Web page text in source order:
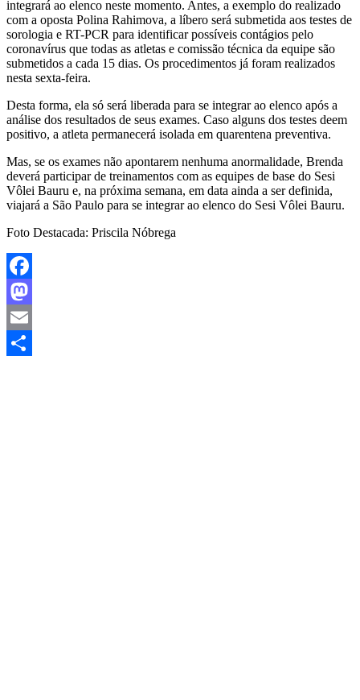
integrará ao elenco neste momento. Antes, a exemplo do realizado
com a oposta Polina Rahimova, a líbero será submetida aos testes de
sorologia e RT-PCR para identificar possíveis contágios pelo
coronavírus que todas as atletas e comissão técnica da equipe são
submetidos a cada 15 dias. Os procedimentos já foram realizados
nesta sexta-feira.
Desta forma, ela só será liberada para se integrar ao elenco após a
análise dos resultados de seus exames. Caso alguns dos testes deem
positivo, a atleta permanecerá isolada em quarentena preventiva.
Mas, se os exames não apontarem nenhuma anormalidade, Brenda
deverá participar de treinamentos com as equipes de base do Sesi
Vôlei Bauru e, na próxima semana, em data ainda a ser definida,
viajará a São Paulo para se integrar ao elenco do Sesi Vôlei Bauru.
Foto Destacada: Priscila Nóbrega
Facebook
Mastodon
Email